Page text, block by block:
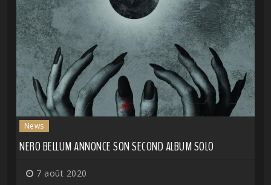
News
NERO BELLUM ANNONCE SON SECOND ALBUM SOLO
7 août 2020